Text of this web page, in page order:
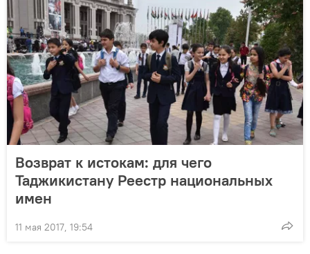
Возврат к истокам: для чего
Таджикистану Реестр национальных
имен
11 мая 2017, 19:54